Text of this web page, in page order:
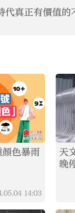
代真正有價值
色暴雨
14:03
天
晚